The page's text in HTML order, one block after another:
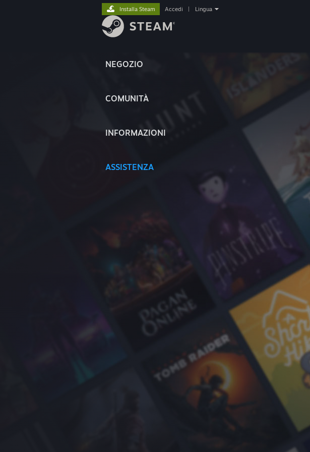
NEGOZIO
COMUNITÀ
INFORMAZIONI
ASSISTENZA
Installa Steam Accedi Lingua